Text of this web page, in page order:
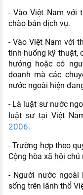
- Vào Việt Nam với
chào bán dịch vụ.
- Vào Việt Nam với
tình huống kỹ thuật,
hưởng hoặc có
doanh mà các
nước ngoài hiện
- Là luật sư nước
luật sư tại Việt
2006.
- Trường hợp theo
Cộng hòa xã hội
- Người nước ngoài
sống trên lãnh thổ